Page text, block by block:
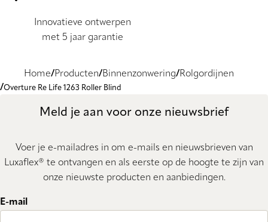
Innovatieve ontwerpen
met 5 jaar garantie
Home Producten Binnenzonwering Rolgordijnen
Overture Re Life 1263 Roller Blind
Meld je aan voor onze nieuwsbrief
Voer je e-mailadres in om e-mails en nieuwsbrieven van
Luxaflex® te ontvangen en als eerste op de hoogte te zijn van
onze nieuwste producten en aanbiedingen.
E-mail